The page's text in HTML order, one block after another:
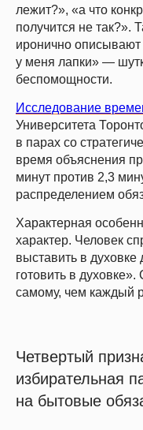
лежит?», «а что
получится не так?».
иронично
у меня лапки» —
беспомощности.
Исследование
Университета
в парах со
время объяснения
минут против 2,3
распределением
Характерная
характер. Человек
выставить в
готовить в
самому, чем каждый
Четвертый
избирательная
на бытовые